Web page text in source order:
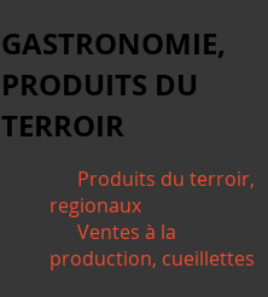
GASTRONOMIE,
PRODUITS DU
TERROIR
Produits du terroir,
regionaux
Ventes à la
production, cueillettes